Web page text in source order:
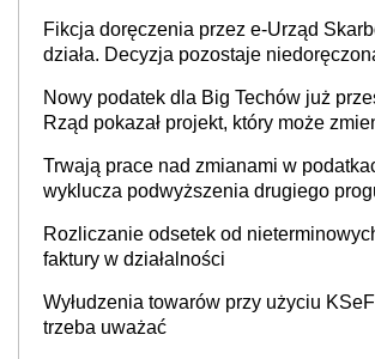
Fikcja doręczenia przez e-Urząd
działa. Decyzja pozostaje
Nowy podatek dla Big Techów już
Rząd pokazał projekt, który może
Trwają prace nad zmianami w
wyklucza podwyższenia drugiego
Rozliczanie odsetek od
faktury w działalności
Wyłudzenia towarów przy użyciu
trzeba uważać